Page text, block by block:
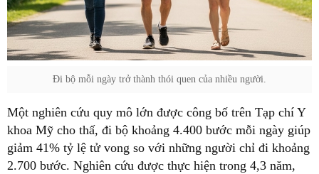
Đi bộ mỗi ngày trở thành thói quen của nhiều người.
Một nghiên cứu quy mô lớn được công bố trên Tạp chí Y
khoa Mỹ cho thấ, đi bộ khoảng 4.400 bước mỗi ngày giúp
giảm 41% tỷ lệ tử vong so với những người chỉ đi khoảng
2.700 bước. Nghiên cứu được thực hiện trong 4,3 năm,